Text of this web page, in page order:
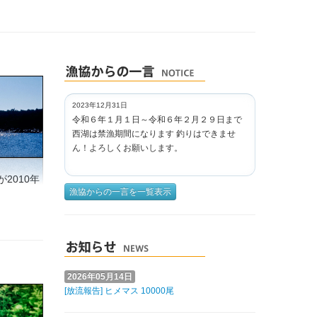
2010年
2023年12月31日
令和６年１月１日～令和６年２月２９日まで
西湖は禁漁期間になります 釣りはできませ
ん！よろしくお願いします。
漁協からの一言を一覧表示
2026年05月14日
[放流報告] ヒメマス 10000尾